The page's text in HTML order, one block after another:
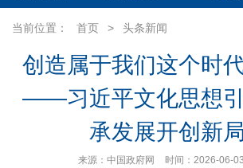
当前位置： 首页 > 头条新闻
创造属于我们这个时
——习近平文化思想
承发展开创新
来源：中国政府网 时间：2026-06-